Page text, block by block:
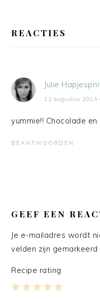
INTERACTIES
REACTIES
Julie
11 augustus 2014
yummie!! Chocolade
BEANTWOORDEN
GEEF EEN
Je e-mailadres wordt
velden zijn
Recipe rating